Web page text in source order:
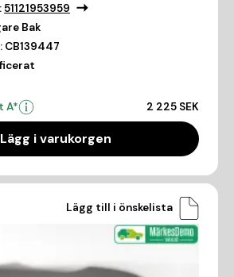
51121953959
Bak
CB139447
A* 2 225 SEK
Lägg i varukorgen
Lägg till i önskelista